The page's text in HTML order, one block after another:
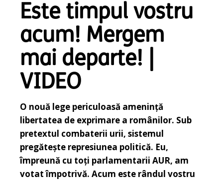
Este timpul vostru
acum! Mergem
mai departe! |
VIDEO
O nouă lege periculoasă amenință
libertatea de exprimare a românilor. Sub
pretextul combaterii urii, sistemul
pregătește represiunea politică. Eu,
împreună cu toți parlamentarii AUR, am
votat împotrivă. Acum este rândul vostru